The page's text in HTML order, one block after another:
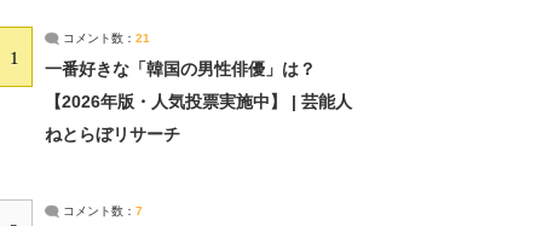
1
コメント数： 21
一番好きな「韓国の男性俳優」は？
【2026年版・人気投票実施中】 | 芸能人
ねとらぼリサーチ
コメント数： 7